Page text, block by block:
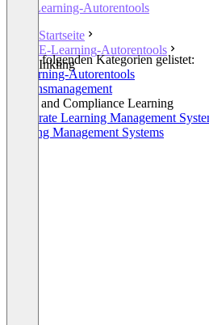
E-Learning-Autorentools
Startseite
E-Learning-Autorentools
Inkling
In den folgenden Kategorien gelistet:
E-Learning-Autorentools
Wissensmanagement
Ethics and Compliance Learning
Corporate Learning Management
Training Management Systems